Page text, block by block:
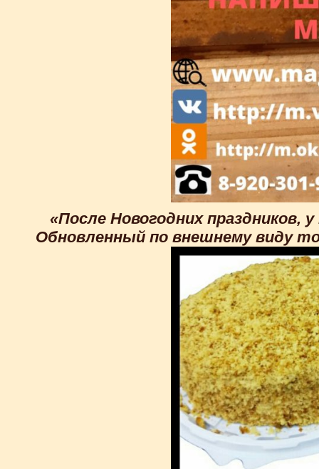
«После Новогодних праздников,
Обновленный по внешнему виду